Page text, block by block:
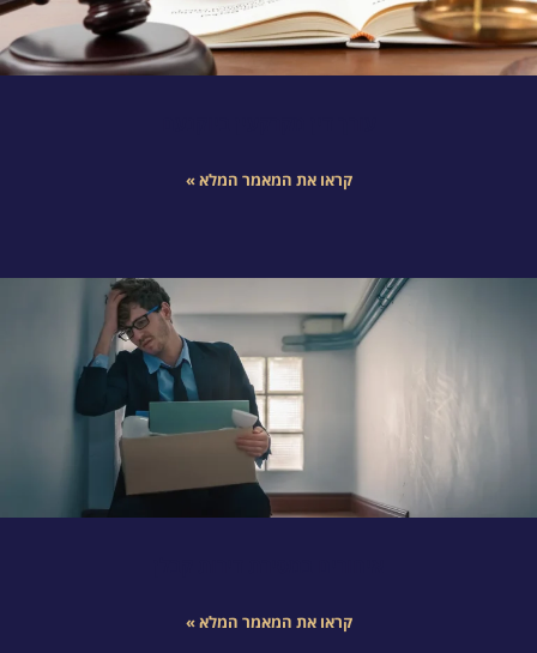
קראו את המאמר המלא »
קראו את המאמר המלא »